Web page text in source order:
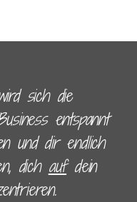
sich die
entspannt
und dir endlich
dich aufdein